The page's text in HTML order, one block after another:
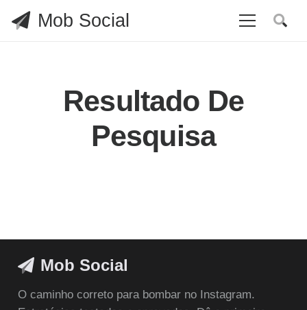
Mob Social
Resultado De
Pesquisa
Mob Social
O caminho correto para bombar no Instagram.